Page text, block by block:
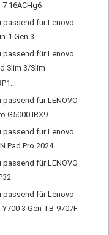
16ACHg6
passend für Lenovo
1 Gen 3
passend für Lenovo
Slim 3/Slim
passend für LENOVO
G5000 IRX9
passend für Lenovo
Pad Pro 2024
passend für LENOVO
passend für Lenovo
3 Gen TB-9707F